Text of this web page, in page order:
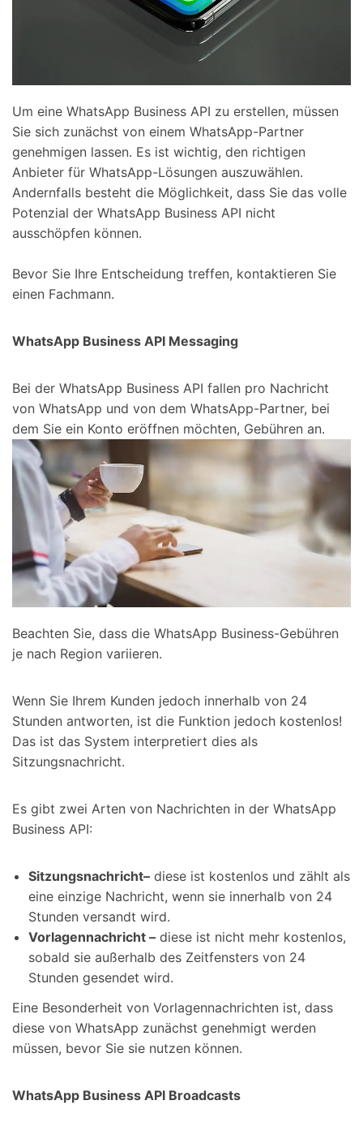
Um eine WhatsApp Business API zu erstellen, müssen
Sie sich zunächst von einem WhatsApp-Partner
genehmigen lassen. Es ist wichtig, den richtigen
Anbieter für WhatsApp-Lösungen auszuwählen.
Andernfalls besteht die Möglichkeit, dass Sie das volle
Potenzial der WhatsApp Business API nicht
ausschöpfen können.
Bevor Sie Ihre Entscheidung treffen, kontaktieren Sie
einen Fachmann.
WhatsApp Business API Messaging
Bei der WhatsApp Business API fallen pro Nachricht
von WhatsApp und von dem WhatsApp-Partner, bei
dem Sie ein Konto eröffnen möchten, Gebühren an.
Beachten Sie, dass die WhatsApp Business-Gebühren
je nach Region variieren.
Wenn Sie Ihrem Kunden jedoch innerhalb von 24
Stunden antworten, ist die Funktion jedoch kostenlos!
Das ist das System interpretiert dies als
Sitzungsnachricht.
Es gibt zwei Arten von Nachrichten in der WhatsApp
Business API:
Sitzungsnachricht– diese ist kostenlos und zählt als
eine einzige Nachricht, wenn sie innerhalb von 24
Stunden versandt wird.
Vorlagennachricht – diese ist nicht mehr kostenlos,
sobald sie außerhalb des Zeitfensters von 24
Stunden gesendet wird.
Eine Besonderheit von Vorlagennachrichten ist, dass
diese von WhatsApp zunächst genehmigt werden
müssen, bevor Sie sie nutzen können.
WhatsApp Business API Broadcasts